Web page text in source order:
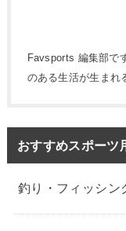
Favsports 編集部で
のある生活が生まれ
おすすめスポーツ
釣り・フィッシン